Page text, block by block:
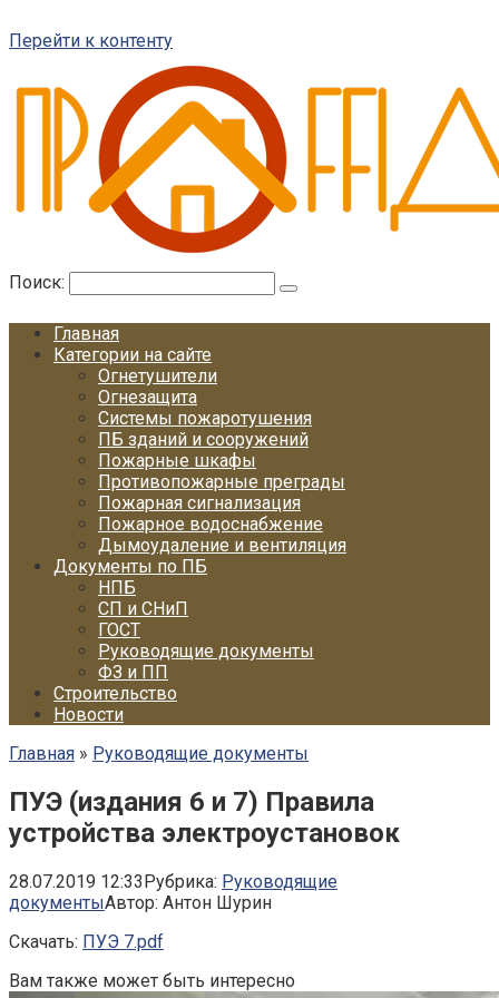
Перейти к контенту
Поиск:
Главная
Категории на сайте
Огнетушители
Огнезащита
Системы пожаротушения
ПБ зданий и сооружений
Пожарные шкафы
Противопожарные преграды
Пожарная сигнализация
Пожарное водоснабжение
Дымоудаление и вентиляция
Документы по ПБ
НПБ
СП и СНиП
ГОСТ
Руководящие документы
ФЗ и ПП
Строительство
Новости
Главная » Руководящие документы
ПУЭ (издания 6 и 7) Правила
устройства электроустановок
28.07.2019 12:33Рубрика: Руководящие
документыАвтор: Антон Шурин
Скачать: ПУЭ 7.pdf
Вам также может быть интересно